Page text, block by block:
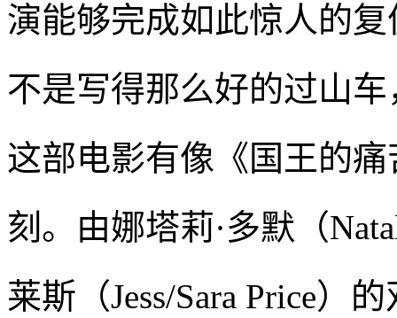
演能够完成如此惊人的
不是写得那么好的过山
这部电影有像《国王的
刻。由娜塔莉·多默（
莱斯（Jess/Sara Price）